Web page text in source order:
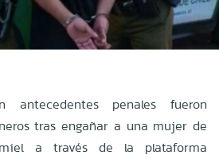
antecedentes penales fueron
tras engañar a una mujer de
a través de la plataforma